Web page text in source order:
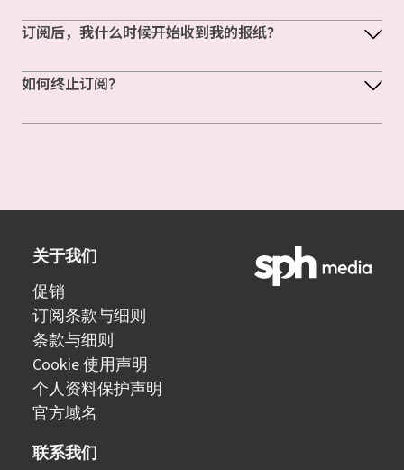
订阅后，我什么时候开始收到我的报纸？
如何终止订阅？
关于我们
促销
订阅条款与细则
条款与细则
Cookie 使用声明
个人资料保护声明
官方域名
联系我们